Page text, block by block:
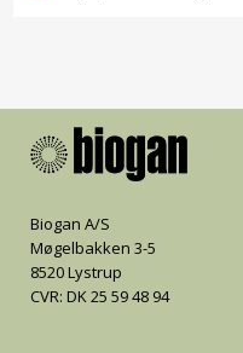
Biogan A/S
Møgelbakken 3-5
8520 Lystrup
CVR: DK 25 59 48 94